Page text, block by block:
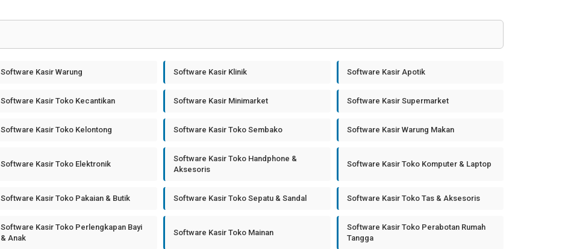
Software Kasir Warung Software Kasir Klinik Software Kasir Apotik
Software Kasir Toko Kecantikan Software Kasir Minimarket Software Kasir Supermarket
Software Kasir Toko Kelontong Software Kasir Toko Sembako Software Kasir Warung Makan
Software Kasir Toko Elektronik
Software Kasir Toko Handphone &
Aksesoris
Software Kasir Toko Komputer & Laptop
Software Kasir Toko Pakaian & Butik Software Kasir Toko Sepatu & Sandal Software Kasir Toko Tas & Aksesoris
Software Kasir Toko Perlengkapan Bayi
& Anak
Software Kasir Toko Mainan
Software Kasir Toko Perabotan Rumah
Tangga